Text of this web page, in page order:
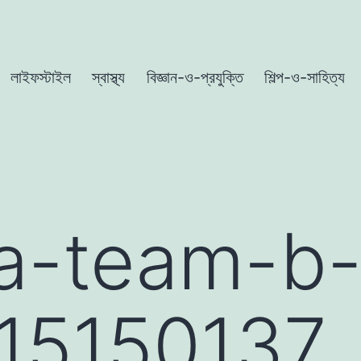
লাইফস্টাইল স্বাস্থ্য বিজ্ঞান-ও-প্রযুক্তি শিল্প-ও-সাহিত্য
team-